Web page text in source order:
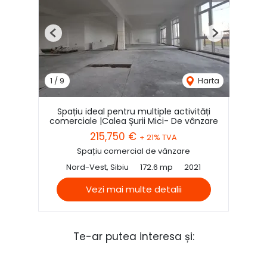
1 /9 Harta
Previous Next
Spațiu ideal pentru multiple activități
comerciale |Calea Șurii Mici- De vânzare
215,750 € + 21% TVA
Spațiu comercial de vânzare
Nord-Vest, Sibiu
172.6 mp 2021
Vezi mai multe detalii
Te-ar putea interesa și: